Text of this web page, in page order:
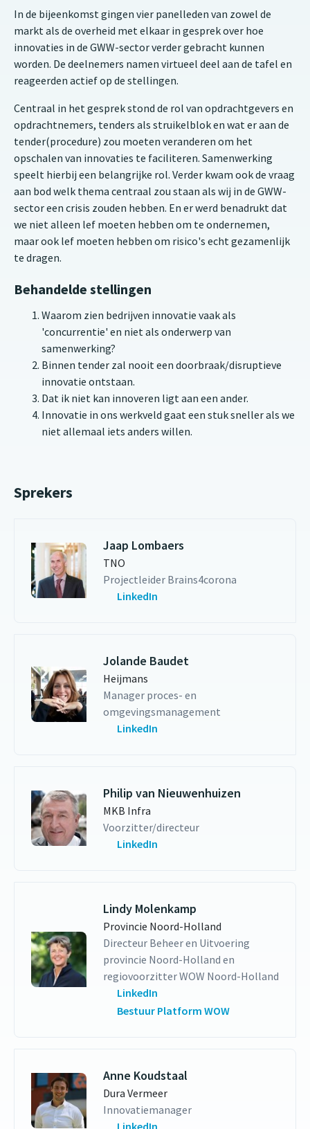
In de bijeenkomst gingen vier panelleden van zowel de
markt als de overheid met elkaar in gesprek over hoe
innovaties in de GWW-sector verder gebracht kunnen
worden. De deelnemers namen virtueel deel aan de tafel en
reageerden actief op de stellingen.
Centraal in het gesprek stond de rol van opdrachtgevers en
opdrachtnemers, tenders als struikelblok en wat er aan de
tender(procedure) zou moeten veranderen om het
opschalen van innovaties te faciliteren. Samenwerking
speelt hierbij een belangrijke rol. Verder kwam ook de vraag
aan bod welk thema centraal zou staan als wij in de GWW-
sector een crisis zouden hebben. En er werd benadrukt dat
we niet alleen lef moeten hebben om te ondernemen,
maar ook lef moeten hebben om risico's echt gezamenlijk
te dragen.
Behandelde stellingen
Waarom zien bedrijven innovatie vaak als
'concurrentie' en niet als onderwerp van
samenwerking?
Binnen tender zal nooit een doorbraak/disruptieve
innovatie ontstaan.
Dat ik niet kan innoveren ligt aan een ander.
Innovatie in ons werkveld gaat een stuk sneller als we
niet allemaal iets anders willen.
Sprekers
Jaap Lombaers
TNO
Projectleider Brains4corona
LinkedIn
Jolande Baudet
Heijmans
Manager proces- en
omgevingsmanagement
LinkedIn
Philip van Nieuwenhuizen
MKB Infra
Voorzitter/directeur
LinkedIn
Lindy Molenkamp
Provincie Noord-Holland
Directeur Beheer en Uitvoering
provincie Noord-Holland en
regiovoorzitter WOW Noord-Holland
LinkedIn
Bestuur Platform WOW
Anne Koudstaal
Dura Vermeer
Innovatiemanager
LinkedIn